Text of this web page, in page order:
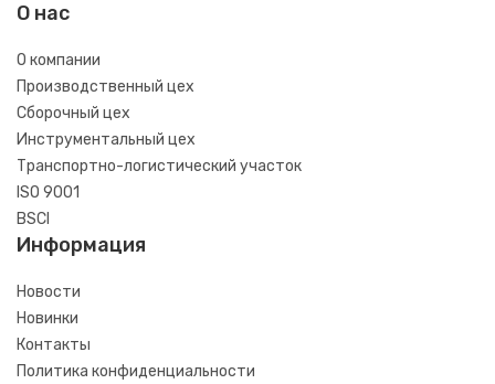
О нас
О компании
Производственный цех
Сборочный цех
Инструментальный цех
Транспортно-логистический участок
ISO 9001
BSCI
Информация
Новости
Новинки
Контакты
Политика конфиденциальности